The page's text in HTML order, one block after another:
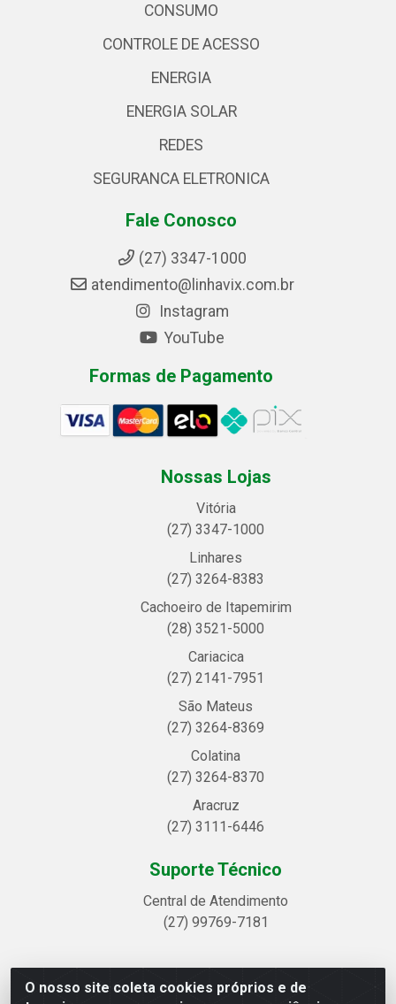
O nosso site coleta cookies próprios e de
CONSUMO
CONTROLE DE ACESSO
ENERGIA
ENERGIA SOLAR
REDES
SEGURANCA ELETRONICA
Fale Conosco
(27) 3347-1000
atendimento@linhavix.com.br
Instagram
YouTube
Formas de Pagamento
Nossas Lojas
Vitória
(27) 3347-1000
Linhares
(27) 3264-8383
Cachoeiro de Itapemirim
(28) 3521-5000
Cariacica
(27) 2141-7951
São Mateus
(27) 3264-8369
Colatina
(27) 3264-8370
Aracruz
(27) 3111-6446
Suporte Técnico
Central de Atendimento
(27) 99769-7181
Linhavix Distribuidora LTDA - Avenida Alegre, 2521 -